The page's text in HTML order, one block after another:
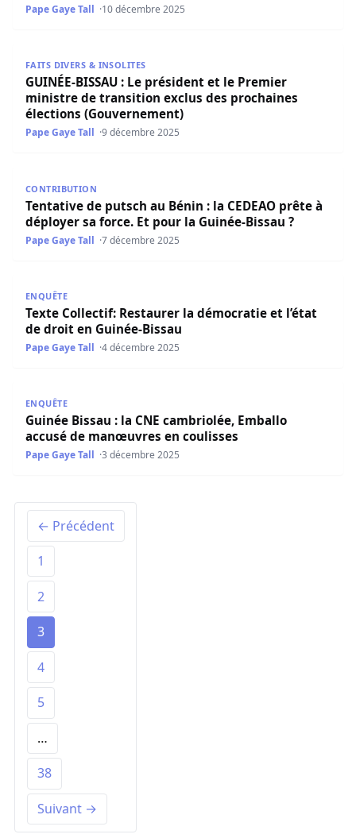
Pape Gaye Tall 10 décembre 2025
FAITS DIVERS & INSOLITES
GUINÉE-BISSAU : Le président et le Premier
ministre de transition exclus des prochaines
élections (Gouvernement)
Pape Gaye Tall 9 décembre 2025
CONTRIBUTION
Tentative de putsch au Bénin : la CEDEAO prête à
déployer sa force. Et pour la Guinée-Bissau ?
Pape Gaye Tall 7 décembre 2025
ENQUÊTE
Texte Collectif: Restaurer la démocratie et l’état
de droit en Guinée-Bissau
Pape Gaye Tall 4 décembre 2025
ENQUÊTE
Guinée Bissau : la CNE cambriolée, Emballo
accusé de manœuvres en coulisses
Pape Gaye Tall 3 décembre 2025
← Précédent
1
2
3
4
5
…
38
Suivant →